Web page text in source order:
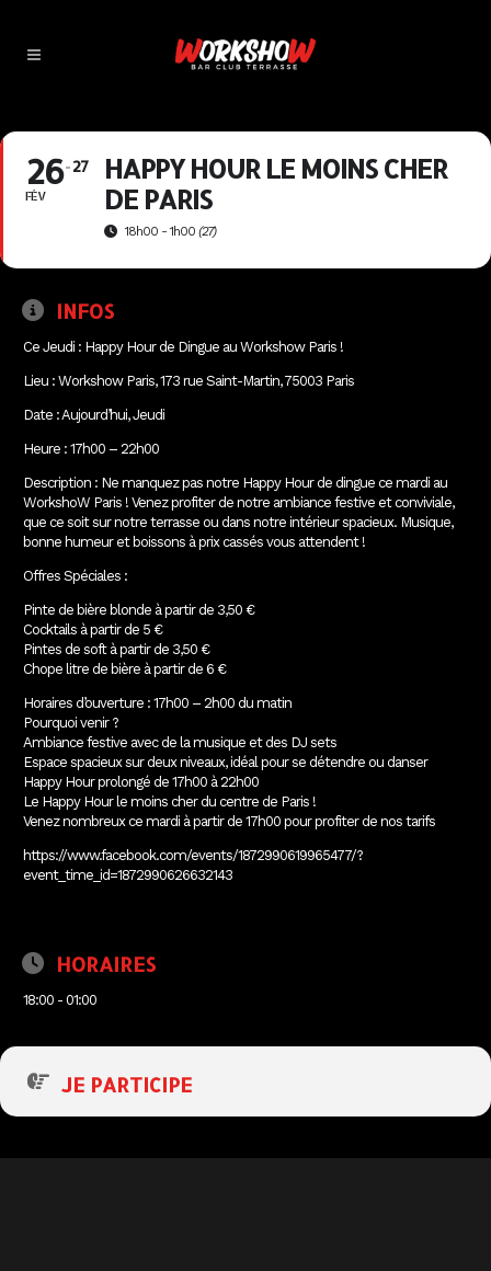
26
FÉV
27
HAPPY HOUR LE MOINS CHER
DE PARIS
18h00 - 1h00 (27)
INFOS
Ce Jeudi : Happy Hour de Dingue au Workshow Paris !
Lieu : Workshow Paris, 173 rue Saint-Martin, 75003 Paris
Date : Aujourd’hui, Jeudi
Heure : 17h00 – 22h00
Description : Ne manquez pas notre Happy Hour de dingue ce mardi au
WorkshoW Paris ! Venez profiter de notre ambiance festive et conviviale,
que ce soit sur notre terrasse ou dans notre intérieur spacieux. Musique,
bonne humeur et boissons à prix cassés vous attendent !
Offres Spéciales :
Pinte de bière blonde à partir de 3,50 €
Cocktails à partir de 5 €
Pintes de soft à partir de 3,50 €
Chope litre de bière à partir de 6 €
Horaires d’ouverture : 17h00 – 2h00 du matin
Pourquoi venir ?
Ambiance festive avec de la musique et des DJ sets
Espace spacieux sur deux niveaux, idéal pour se détendre ou danser
Happy Hour prolongé de 17h00 à 22h00
Le Happy Hour le moins cher du centre de Paris !
Venez nombreux ce mardi à partir de 17h00 pour profiter de nos tarifs
https://www.facebook.com/events/1872990619965477/?
event_time_id=1872990626632143
HORAIRES
18:00 - 01:00
JE PARTICIPE